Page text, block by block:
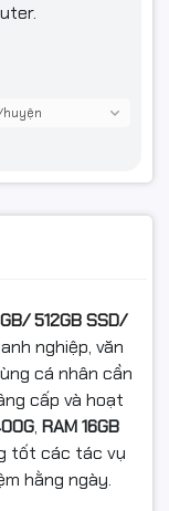
512GB SSD/
nghiệp, văn
cá nhân cần
cấp và hoạt
, RAM 16GB
tốt các tác vụ
hằng ngày.